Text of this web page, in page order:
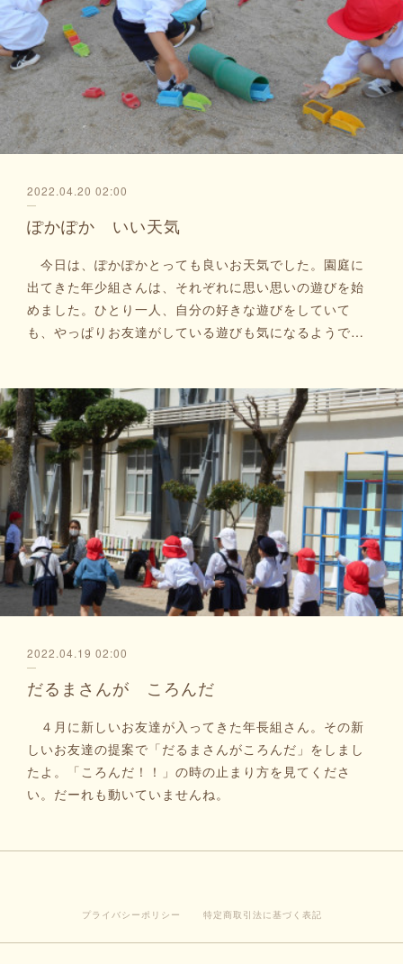
2022.04.20 02:00
ぽかぽか いい天気
今日は、ぽかぽかとっても良いお天気でした。園庭に
出てきた年少組さんは、それぞれに思い思いの遊びを始
めました。ひとり一人、自分の好きな遊びをしていて
も、やっぱりお友達がしている遊びも気になるようで…
2022.04.19 02:00
だるまさんが ころんだ
４月に新しいお友達が入ってきた年長組さん。その新
しいお友達の提案で「だるまさんがころんだ」をしまし
たよ。「ころんだ！！」の時の止まり方を見てくださ
い。だーれも動いていませんね。
プライバシーポリシー 特定商取引法に基づく表記